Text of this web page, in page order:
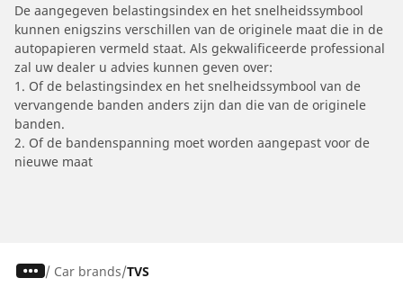
De aangegeven belastingsindex en het snelheidssymbool
kunnen enigszins verschillen van de originele maat die in de
autopapieren vermeld staat. Als gekwalificeerde professional
zal uw dealer u advies kunnen geven over:
1. Of de belastingsindex en het snelheidssymbool van de
vervangende banden anders zijn dan die van de originele
banden.
2. Of de bandenspanning moet worden aangepast voor de
nieuwe maat
/ Car brands TVS